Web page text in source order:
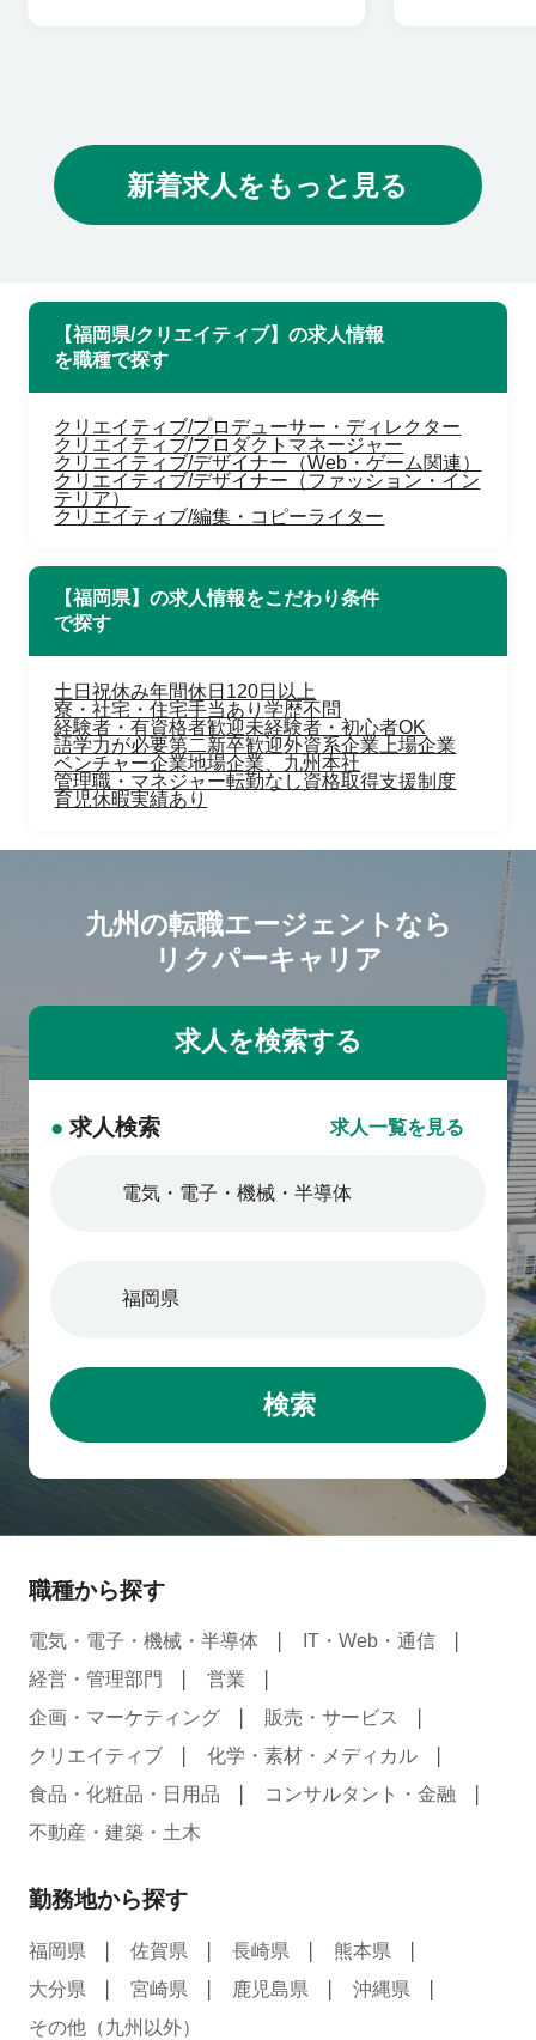
新着求人をもっと見る
【福岡県/クリエイティブ】の求人情報
を職種で探す
クリエイティブ/プロデューサー・ディレクター
クリエイティブ/プロダクトマネージャー
クリエイティブ/デザイナー（Web・ゲーム関連）
クリエイティブ/デザイナー（ファッション・イン
テリア）
クリエイティブ/編集・コピーライター
【福岡県】の求人情報をこだわり条件
で探す
土日祝休み年間休日120日以上
寮・社宅・住宅手当あり学歴不問
経験者・有資格者歓迎未経験者・初心者OK
語学力が必要第二新卒歓迎外資系企業 上場企業
ベンチャー企業地場企業、九州本社
管理職・マネジャー転勤なし資格取得支援制度
育児休暇実績あり
九州の転職エージェントなら
リクパーキャリア
● 求人検索 求人一覧を見る
検索
職種から探す
電気・電子・機械・半導体
IT・Web・通信
経営・管理部門
営業
企画・マーケティング
販売・サービス
クリエイティブ
化学・素材・メディカル
食品・化粧品・日用品
コンサルタント・金融
不動産・建築・土木
勤務地から探す
福岡県 佐賀県 長崎県
熊本県
大分県
宮崎県 鹿児島県
沖縄県
その他（九州以外）